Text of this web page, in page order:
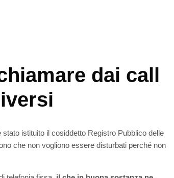
dai call
stato istituito il cosiddetto Registro Pubblico delle
che non vogliono essere disturbati perché non